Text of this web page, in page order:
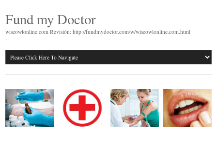
Fund my Doctor
wiseowlonline.com Revisión: http://fundmydoctor.com/w/wiseowlonline.com.html
-